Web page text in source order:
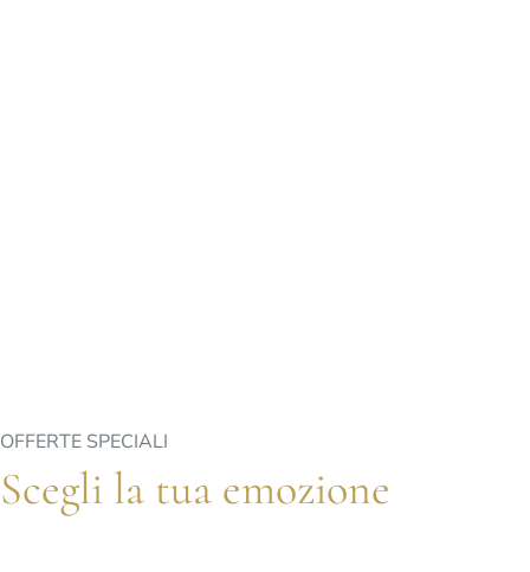
OFFERTE SPECIALI
Scegli la tua emozione